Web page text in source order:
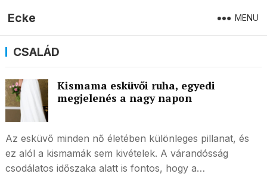
Ecke MENU
CSALÁD
Kismama esküvői ruha, egyedi
megjelenés a nagy napon
Az esküvő minden nő életében különleges pillanat, és
ez alól a kismamák sem kivételek. A várandósság
csodálatos időszaka alatt is fontos, hogy a…